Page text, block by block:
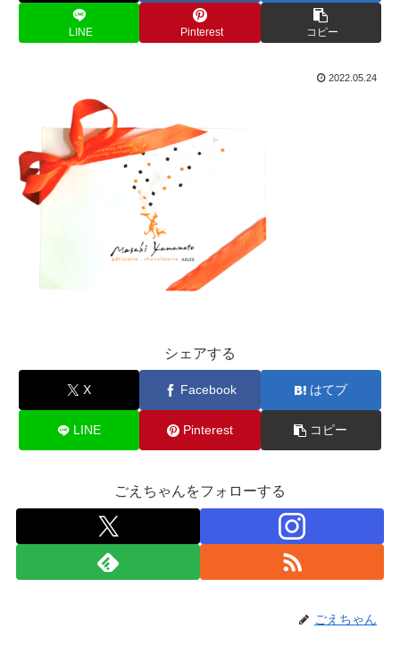
LINE Pinterest コピー
2022.05.24
シェアする
X Facebook はてブ
LINE Pinterest コピー
ごえちゃんをフォローする
ごえちゃん